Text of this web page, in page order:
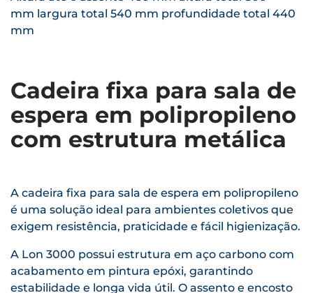
mm largura total 540 mm profundidade total 440
mm
Cadeira fixa para sala de
espera em polipropileno
com estrutura metálica
A cadeira fixa para sala de espera em polipropileno
é uma solução ideal para ambientes coletivos que
exigem resistência, praticidade e fácil higienização.
A Lon 3000 possui estrutura em aço carbono com
acabamento em pintura epóxi, garantindo
estabilidade e longa vida útil. O assento e encosto